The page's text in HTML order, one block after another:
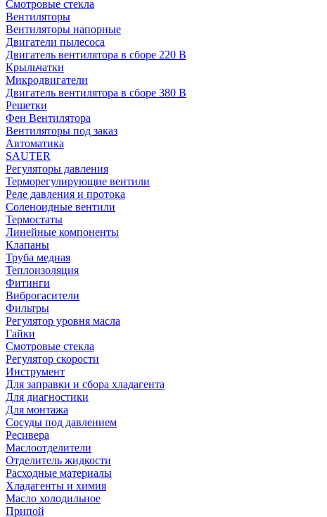
Смотровые стекла
Вентиляторы
Вентиляторы напорные
Двигатели пылесоса
Двигатель вентилятора в сборе 220 В
Крыльчатки
Микродвигатели
Двигатель вентилятора в сборе 380 В
Решетки
Фен Вентилятора
Вентиляторы под заказ
Автоматика
SAUTER
Регуляторы давления
Терморегулирующие вентили
Реле давления и протока
Соленоидные вентили
Термостаты
Линейные компоненты
Клапаны
Труба медная
Теплоизоляция
Фитинги
Виброгасители
Фильтры
Регулятор уровня масла
Гайки
Смотровые стекла
Регулятор скорости
Инструмент
Для заправки и сбора хладагента
Для диагностики
Для монтажа
Сосуды под давлением
Ресивера
Маслоотделители
Отделитель жидкости
Расходные материалы
Хладагенты и химия
Масло холодильное
Припой